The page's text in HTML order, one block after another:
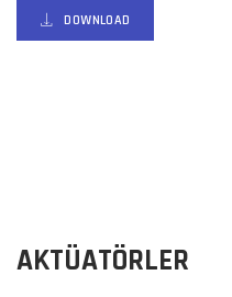
DOWNLOAD
AKTÜATÖRLER